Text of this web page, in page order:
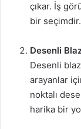
çıkar. İş
bir seçimdir.
Desenli
Desenli
arayanlar
noktalı
harika bir